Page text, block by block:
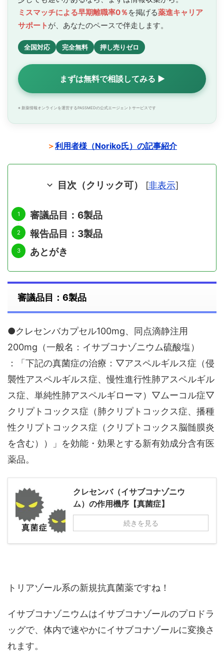
ミスマッチによる早期離職率0％を掲げる薬進キャリア
サポート が、あなたのペースで伴走します。
全国対応 完全無料 押し売りゼロ
まずは無料で相談してみる ▶
※ 新薬情報オンラインを運営するPASSMEDの公式エージェントサービスです
＞利用者様（Noriko氏）の記事紹介
目次（クリック可） [非表示]
審議品目：6製品
報告品目：3製品
あとがき
審議品目：6製品
●クレセンバカプセル100mg、同点滴静注用
200mg（一般名：イサブコナゾニウム硫酸塩）
：「下記の真菌症の治療：▽アスペルギルス症（侵
襲性アスペルギルス症、慢性進行性肺アスペルギル
ス症、単純性肺アスペルギローマ）▽ムーコル症▽
クリプトコックス症（肺クリプトコックス症、播種
性クリプトコックス症（クリプトコックス脳髄膜炎
を含む））」を効能・効果とする新有効成分含有医
薬品。
クレセンバ（イサブコナゾニウ
ム）の作用機序【真菌症】
続きを見る
トリアゾール系の新規抗真菌薬ですね！
イサブコナゾニウムはイサブコナゾールのプロドラ
ッグで、体内で速やかにイサブコナゾールに変換さ
れます。